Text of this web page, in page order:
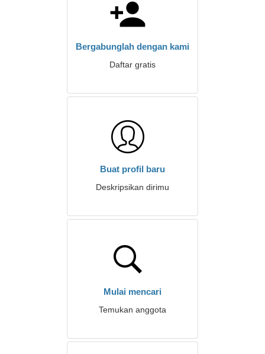
Bergabunglah dengan kami
Daftar gratis
Buat profil baru
Deskripsikan dirimu
Mulai mencari
Temukan anggota